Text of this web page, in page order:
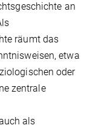
an
räumt das
etwa
oder
zentrale
als